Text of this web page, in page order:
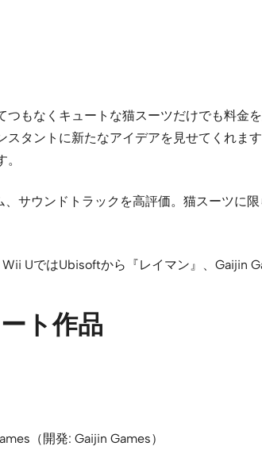
もなくキュートな猫スーツだけでも料金
タントに新たなアイデアを見せてくれま
サウンドトラックを高評価。猫スーツに
UではUbisoftから『レイマン』、Gaijin
ト作品
（開発: Gaijin Games）